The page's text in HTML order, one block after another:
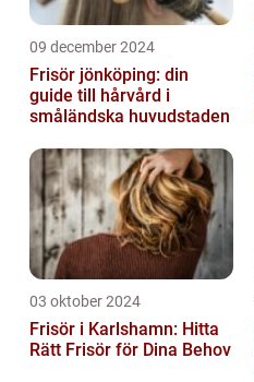
09 december 2024
Frisör jönköping: din
guide till hårvård i
småländska huvudstaden
03 oktober 2024
Frisör i Karlshamn: Hitta
Rätt Frisör för Dina Behov